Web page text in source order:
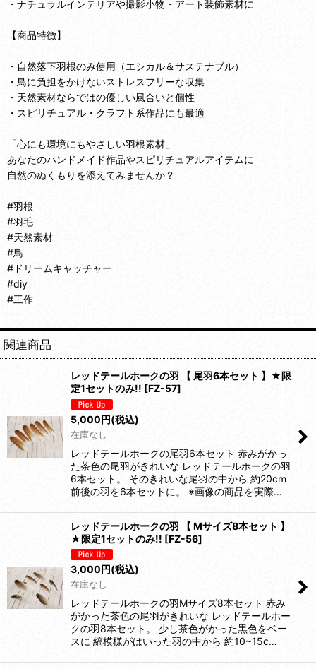
・ナチュラルインテリアや撮影小物・アート装飾素材に
【商品特徴】
・自然落下羽根のみ使用（エシカル＆サステナブル）
・鳥に負担をかけないストレスフリーな収集
・天然素材ならではの優しい風合いと個性
・スピリチュアル・クラフト系作品にも最適
「心にも環境にもやさしい羽根素材」
あなたのハンドメイド作品やスピリチュアルアイテムに
自然のぬくもりを添えてみませんか？
#羽根
#羽毛
#天然素材
#鳥
#ドリームキャッチャー
#diy
#工作
関連商品
レッドテールホークの羽 【 尾羽6本セット 】★限
定1セットのみ!! [FZ-57]
5,000円(税込)
在庫なし
レッドテールホークの尾羽6本セット 赤みがかっ
た茶色の尾羽がきれいな レッドテールホークの羽
6本セット。 そのきれいな尾羽の中から 約20cm
前後の羽を6本セットに。 ※画像の商品を実際…
レッドテールホークの羽 【 Mサイズ8本セット 】
★限定1セットのみ!! [FZ-56]
3,000円(税込)
在庫なし
レッドテールホークの羽Mサイズ8本セット 赤み
がかった茶色の尾羽がきれいな レッドテールホー
クの羽8本セット。 少し茶色がかった黒色をベー
スに 縞模様がはいった羽の中から 約10~15c…